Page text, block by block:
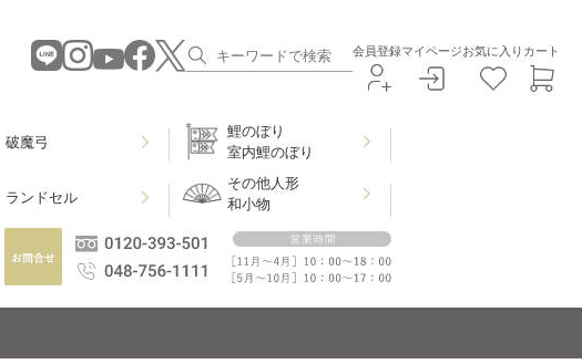
会員登録マイページお気に入り カート
破魔弓
鯉のぼり
室内鯉のぼり
ランドセル
その他人形
和小物